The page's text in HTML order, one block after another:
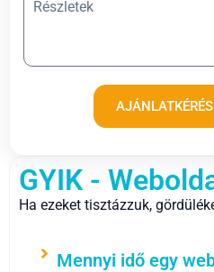
GYIK -
Ha ezeket tisztázzuk,
Mennyi idő egy